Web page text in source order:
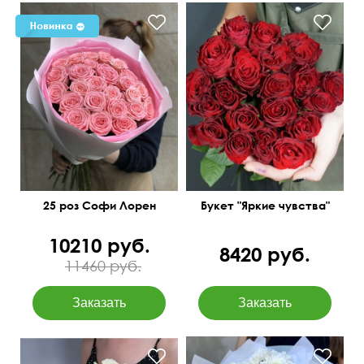
25 роз Софи Лорен
10210 руб.
11460 руб.
21 красная кенийская
роза
Букет "Яркие чувства"
8420 руб.